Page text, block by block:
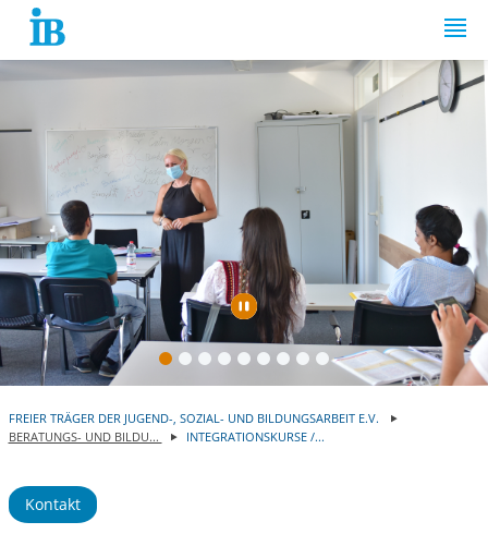
Springe zum Inhalt
Automatische
FREIER TRÄGER DER JUGEND-, SOZIAL- UND BILDUNGSARBEIT E.V.
BERATUNGS- UND BILDU...
INTEGRATIONSKURSE /...
Kontakt